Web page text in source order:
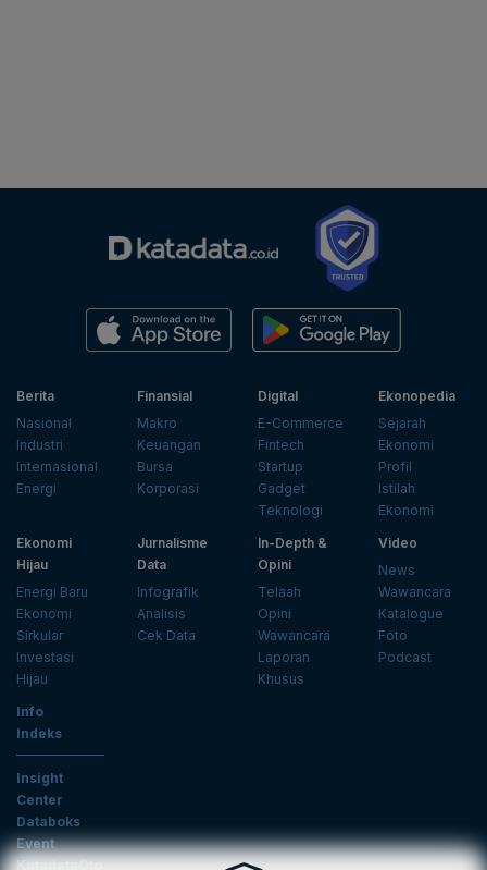
Berita
Nasional
Industri
Internasional
Energi
Finansial
Makro
Keuangan
Bursa
Korporasi
Digital
E-Commerce
Fintech
Startup
Gadget
Teknologi
Ekonopedia
Sejarah
Ekonomi
Profil
Istilah
Ekonomi
Ekonomi
Hijau
Energi Baru
Ekonomi
Sirkular
Investasi
Hijau
Jurnalisme
Data
Infografik
Analisis
Cek Data
In-Depth &
Opini
Telaah
Opini
Wawancara
Laporan
Khusus
Video
News
Wawancara
Katalogue
Foto
Podcast
Info
Indeks
Insight
Center
Databoks
Event
KatadataOto